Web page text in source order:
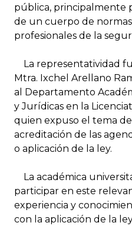
pública, principalmente
de un cuerpo de
profesionales de la
La representatividad
Mtra. Ixchel Arellano
al Departamento
y Jurídicas en la
quien expuso el tema
acreditación de las
o aplicación de la ley.
La académica
participar en este
experiencia y
con la aplicación de la